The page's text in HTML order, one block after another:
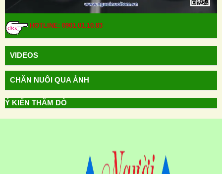
HOTLINE: 0901.01.10.83
VIDEOS
CHĂN NUÔI QUA ẢNH
Ý KIẾN THĂM DÒ